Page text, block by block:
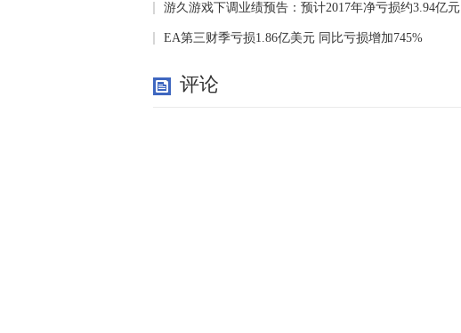
游久游戏下调业绩预告：预计2017年净亏损约3.94亿元
EA第三财季亏损1.86亿美元 同比亏损增加745%
评论